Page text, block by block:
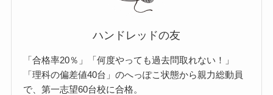
ハンドレッドの友
「合格率20％」「何度やっても過去問取れない！」
「理科の偏差値40台」のへっぽこ状態から親力総動員
で、第一志望60台校に合格。